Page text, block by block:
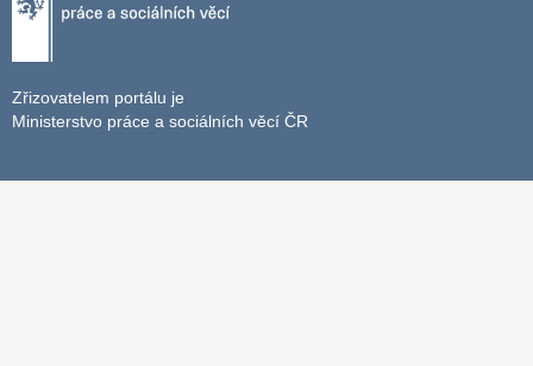
Zřizovatelem portálu je
Ministerstvo práce a sociálních věcí ČR